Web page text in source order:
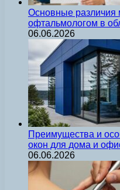
Основные различия
офтальмологом в
06.06.2026
Преимущества и
окон для дома и
06.06.2026